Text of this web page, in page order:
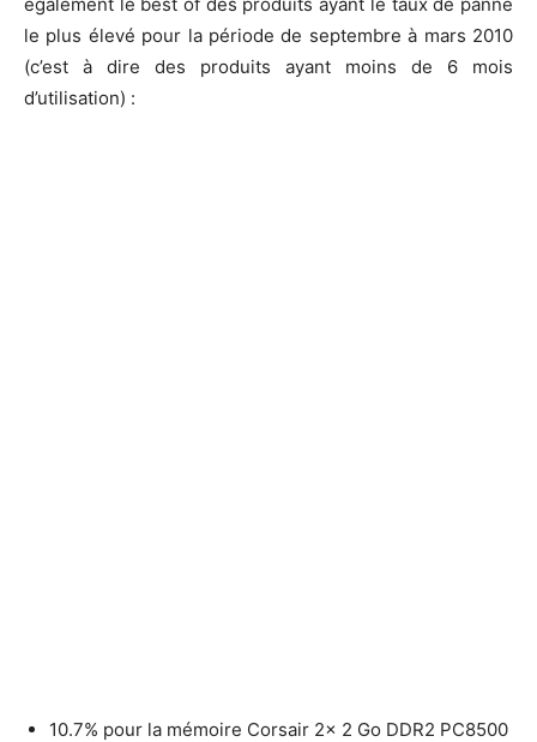
le plus élevé pour la période de septembre à mars 2010
(c’est à dire des produits ayant moins de 6 mois
d’utilisation) :
10.7% pour la mémoire Corsair 2x 2 Go DDR2 PC8500